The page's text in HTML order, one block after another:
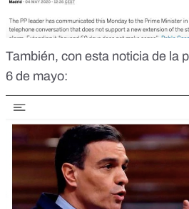
También, con esta noticia de la
6 de mayo: